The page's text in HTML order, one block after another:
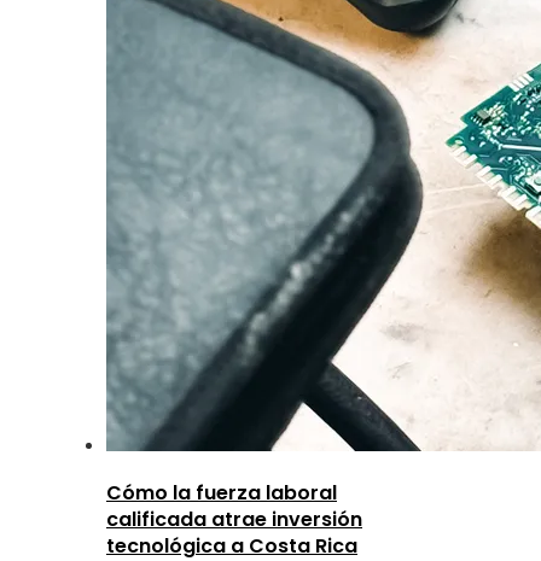
Cómo la fuerza laboral
calificada atrae inversión
tecnológica a Costa Rica